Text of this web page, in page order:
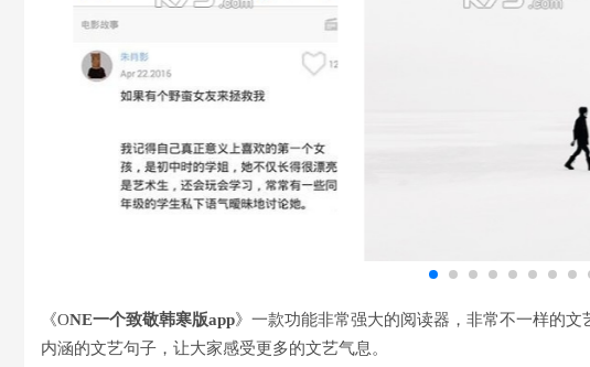
《ONE一个致敬韩寒版app》一款功能非常强大的阅读器，非常不一样的
内涵的文艺句子，让大家感受更多的文艺气息。